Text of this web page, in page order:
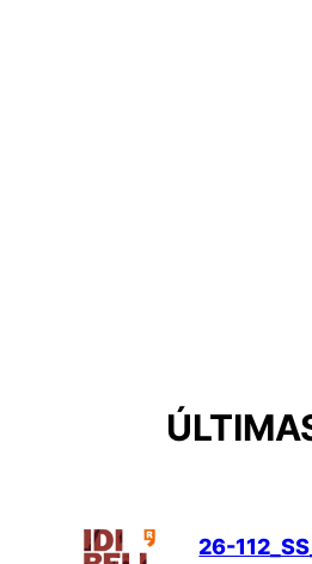
26-